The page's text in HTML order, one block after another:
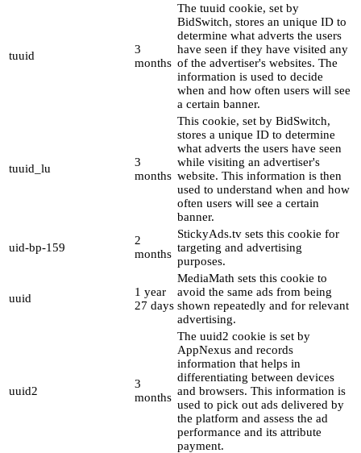
tuuid
3
months
The tuuid cookie, set by
BidSwitch, stores an unique ID to
determine what adverts the users
have seen if they have visited any
of the advertiser's websites. The
information is used to decide
when and how often users will see
a certain banner.
tuuid_lu
3
months
This cookie, set by BidSwitch,
stores a unique ID to determine
what adverts the users have seen
while visiting an advertiser's
website. This information is then
used to understand when and how
often users will see a certain
banner.
uid-bp-159
2
months
StickyAds.tv sets this cookie for
targeting and advertising
purposes.
uuid
1 year
27 days
MediaMath sets this cookie to
avoid the same ads from being
shown repeatedly and for relevant
advertising.
uuid2
3
months
The uuid2 cookie is set by
AppNexus and records
information that helps in
differentiating between devices
and browsers. This information is
used to pick out ads delivered by
the platform and assess the ad
performance and its attribute
payment.